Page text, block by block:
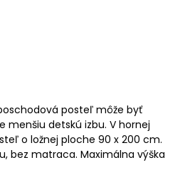
posteľ môže byť
menšiu detskú izbu. V hornej
o ložnej ploche 90 x 200 cm.
bez matraca. Maximálna výška